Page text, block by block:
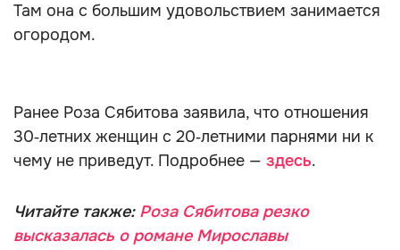
Там она с большим удовольствием занимается
огородом.
Ранее Роза Сябитова заявила, что отношения
30‑летних женщин с 20‑летними парнями ни к
чему не приведут. Подробнее — здесь.
Читайте также: Роза Сябитова резко
высказалась о романе Мирославы